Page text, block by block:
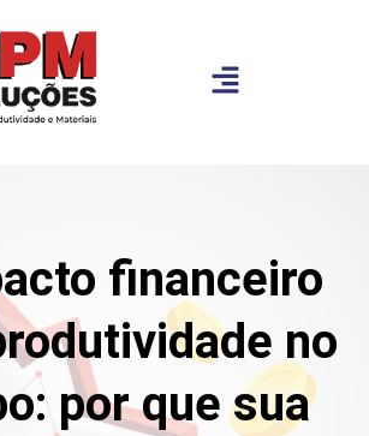
financeiro
no
por que sua